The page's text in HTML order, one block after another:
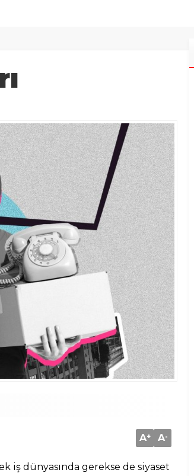
A+ A-
iş dünyasında gerekse de siyaset